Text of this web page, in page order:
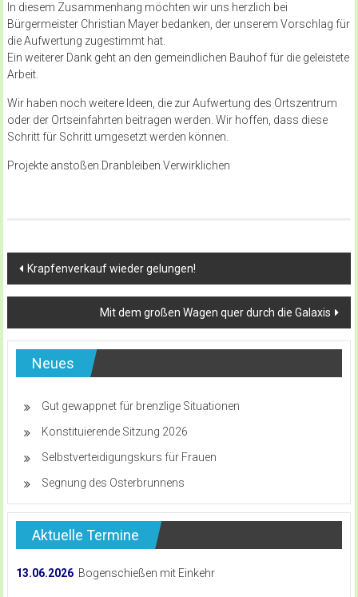
In diesem Zusammenhang möchten wir uns herzlich bei
Bürgermeister Christian Mayer bedanken, der unserem Vorschlag für
die Aufwertung zugestimmt hat.
Ein weiterer Dank geht an den gemeindlichen Bauhof für die geleistete
Arbeit.
Wir haben noch weitere Ideen, die zur Aufwertung des Ortszentrum
oder der Ortseinfahrten beitragen werden. Wir hoffen, dass diese
Schritt für Schritt umgesetzt werden können.
Projekte anstoßen.Dranbleiben.Verwirklichen
Beitragsnavigation
Krapfenverkauf wieder gelungen!
Mit dem großen Wagen quer durch die Galaxis
Neues
Gut gewappnet für brenzlige Situationen
Konstituierende Sitzung 2026
Selbstverteidigungskurs für Frauen
Segnung des Osterbrunnens
Aktuelle Termine
13.06.2026 Bogenschießen mit Einkehr